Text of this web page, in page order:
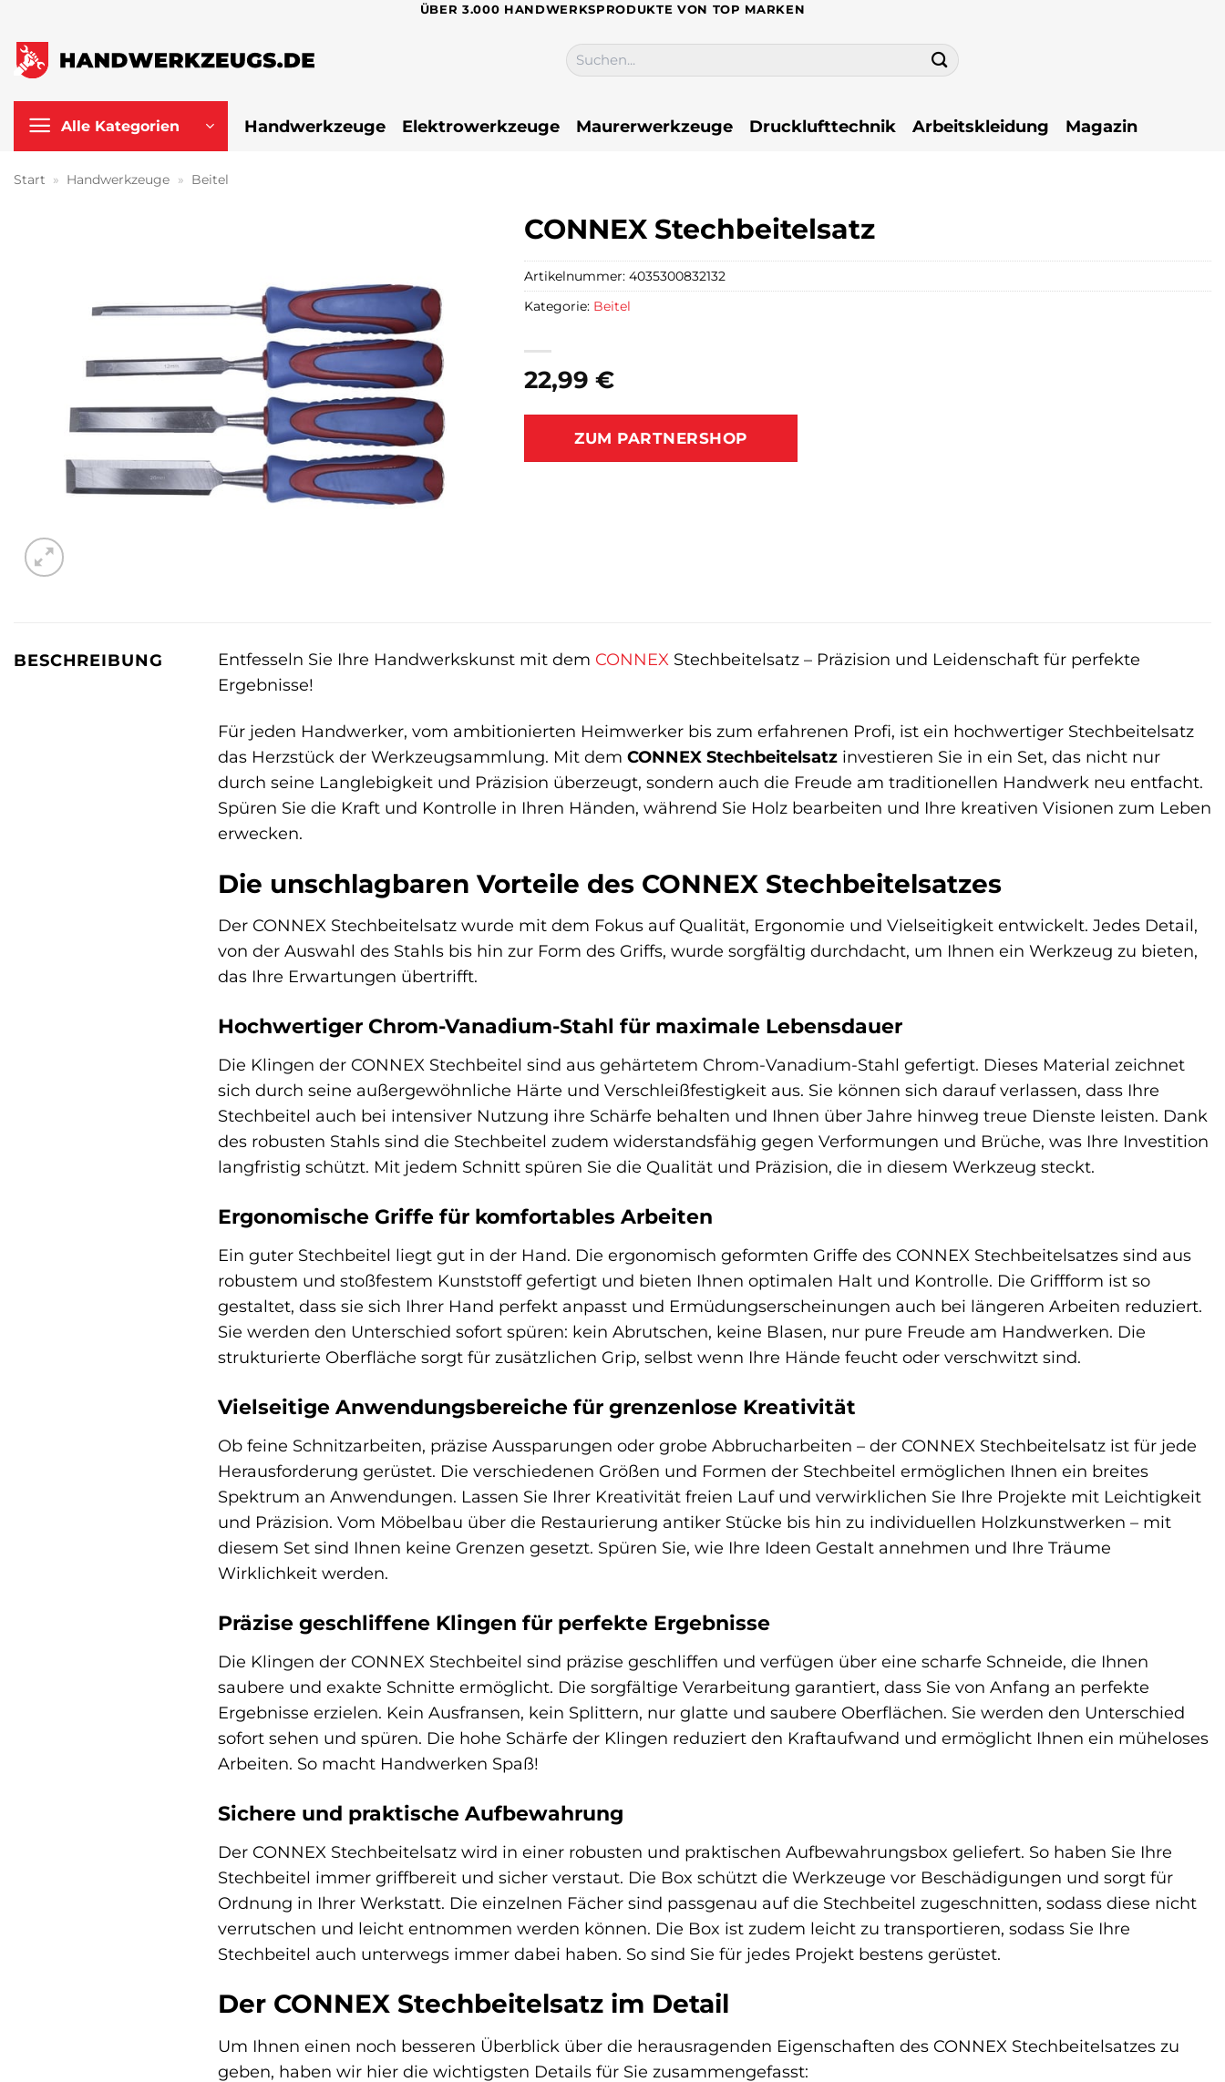
springen
ÜBER 3.000 HANDWERKSPRODUKTE VON TOP MARKEN
Suchen
nach:
Alle Kategorien Handwerkzeuge Elektrowerkzeuge Maurerwerkzeuge Drucklufttechnik Arbeitskleidung Magazin
Start » Handwerkzeuge » Beitel
CONNEX Stechbeitelsatz
22,99 €
ZUM PARTNERSHOP
Artikelnummer: 4035300832132
Kategorie: Beitel
BESCHREIBUNG Entfesseln Sie Ihre Handwerkskunst mit dem CONNEX Stechbeitelsatz – Präzision und Leidenschaft für perfekte
Ergebnisse!
Für jeden Handwerker, vom ambitionierten Heimwerker bis zum erfahrenen Profi, ist ein hochwertiger Stechbeitelsatz
das Herzstück der Werkzeugsammlung. Mit dem CONNEX Stechbeitelsatz investieren Sie in ein Set, das nicht nur
durch seine Langlebigkeit und Präzision überzeugt, sondern auch die Freude am traditionellen Handwerk neu entfacht.
Spüren Sie die Kraft und Kontrolle in Ihren Händen, während Sie Holz bearbeiten und Ihre kreativen Visionen zum Leben
erwecken.
Die unschlagbaren Vorteile des CONNEX Stechbeitelsatzes
Der CONNEX Stechbeitelsatz wurde mit dem Fokus auf Qualität, Ergonomie und Vielseitigkeit entwickelt. Jedes Detail,
von der Auswahl des Stahls bis hin zur Form des Griffs, wurde sorgfältig durchdacht, um Ihnen ein Werkzeug zu bieten,
das Ihre Erwartungen übertrifft.
Hochwertiger Chrom-Vanadium-Stahl für maximale Lebensdauer
Die Klingen der CONNEX Stechbeitel sind aus gehärtetem Chrom-Vanadium-Stahl gefertigt. Dieses Material zeichnet
sich durch seine außergewöhnliche Härte und Verschleißfestigkeit aus. Sie können sich darauf verlassen, dass Ihre
Stechbeitel auch bei intensiver Nutzung ihre Schärfe behalten und Ihnen über Jahre hinweg treue Dienste leisten. Dank
des robusten Stahls sind die Stechbeitel zudem widerstandsfähig gegen Verformungen und Brüche, was Ihre Investition
langfristig schützt. Mit jedem Schnitt spüren Sie die Qualität und Präzision, die in diesem Werkzeug steckt.
Ergonomische Griffe für komfortables Arbeiten
Ein guter Stechbeitel liegt gut in der Hand. Die ergonomisch geformten Griffe des CONNEX Stechbeitelsatzes sind aus
robustem und stoßfestem Kunststoff gefertigt und bieten Ihnen optimalen Halt und Kontrolle. Die Griffform ist so
gestaltet, dass sie sich Ihrer Hand perfekt anpasst und Ermüdungserscheinungen auch bei längeren Arbeiten reduziert.
Sie werden den Unterschied sofort spüren: kein Abrutschen, keine Blasen, nur pure Freude am Handwerken. Die
strukturierte Oberfläche sorgt für zusätzlichen Grip, selbst wenn Ihre Hände feucht oder verschwitzt sind.
Vielseitige Anwendungsbereiche für grenzenlose Kreativität
Ob feine Schnitzarbeiten, präzise Aussparungen oder grobe Abbrucharbeiten – der CONNEX Stechbeitelsatz ist für jede
Herausforderung gerüstet. Die verschiedenen Größen und Formen der Stechbeitel ermöglichen Ihnen ein breites
Spektrum an Anwendungen. Lassen Sie Ihrer Kreativität freien Lauf und verwirklichen Sie Ihre Projekte mit Leichtigkeit
und Präzision. Vom Möbelbau über die Restaurierung antiker Stücke bis hin zu individuellen Holzkunstwerken – mit
diesem Set sind Ihnen keine Grenzen gesetzt. Spüren Sie, wie Ihre Ideen Gestalt annehmen und Ihre Träume
Wirklichkeit werden.
Präzise geschliffene Klingen für perfekte Ergebnisse
Die Klingen der CONNEX Stechbeitel sind präzise geschliffen und verfügen über eine scharfe Schneide, die Ihnen
saubere und exakte Schnitte ermöglicht. Die sorgfältige Verarbeitung garantiert, dass Sie von Anfang an perfekte
Ergebnisse erzielen. Kein Ausfransen, kein Splittern, nur glatte und saubere Oberflächen. Sie werden den Unterschied
sofort sehen und spüren. Die hohe Schärfe der Klingen reduziert den Kraftaufwand und ermöglicht Ihnen ein müheloses
Arbeiten. So macht Handwerken Spaß!
Sichere und praktische Aufbewahrung
Der CONNEX Stechbeitelsatz wird in einer robusten und praktischen Aufbewahrungsbox geliefert. So haben Sie Ihre
Stechbeitel immer griffbereit und sicher verstaut. Die Box schützt die Werkzeuge vor Beschädigungen und sorgt für
Ordnung in Ihrer Werkstatt. Die einzelnen Fächer sind passgenau auf die Stechbeitel zugeschnitten, sodass diese nicht
verrutschen und leicht entnommen werden können. Die Box ist zudem leicht zu transportieren, sodass Sie Ihre
Stechbeitel auch unterwegs immer dabei haben. So sind Sie für jedes Projekt bestens gerüstet.
Der CONNEX Stechbeitelsatz im Detail
Um Ihnen einen noch besseren Überblick über die herausragenden Eigenschaften des CONNEX Stechbeitelsatzes zu
geben, haben wir hier die wichtigsten Details für Sie zusammengefasst: